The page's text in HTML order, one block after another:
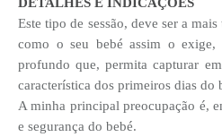
Este tipo de sessão, deve ser a
como o seu bebé assim o exige,
profundo que, permita capturar
característica dos primeiros dias do
A minha principal preocupação é,
e segurança do bebé.